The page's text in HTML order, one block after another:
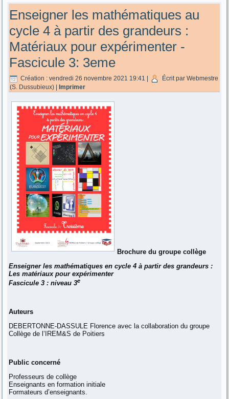
Enseigner les mathématiques au
cycle 4 à partir des grandeurs :
Matériaux pour expérimenter -
Fascicule 3: 3eme
Création : vendredi 26 novembre 2021 19:41 |
Écrit par Webmestre
(S. Dussubieux) |Imprimer
Brochure du groupe collège
Enseigner les mathématiques en cycle 4 à partir des grandeurs :
Les matériaux pour expérimenter
Fascicule 3 : niveau 3e
Auteurs
DEBERTONNE-DASSULE Florence avec la collaboration du groupe
Collège de l’IREM&S de Poitiers
Public concerné
Professeurs de collège
Enseignants en formation initiale
Formateurs d’enseignants.